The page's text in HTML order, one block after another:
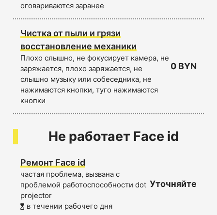
оговариваются заранее
Чистка от пыли и грязи
восстановление механики
Плохо слышно, не фокусирует камера, не
заряжается, плохо заряжается, не
слышно музыку или собеседника, не
нажимаются кнопки, туго нажимаются
кнопки
0 BYN
Не работает Face id
Ремонт Face id
частая проблема, вызвана с
проблемой работоспособности dot
projector
в течении рабочего дня
Уточняйте